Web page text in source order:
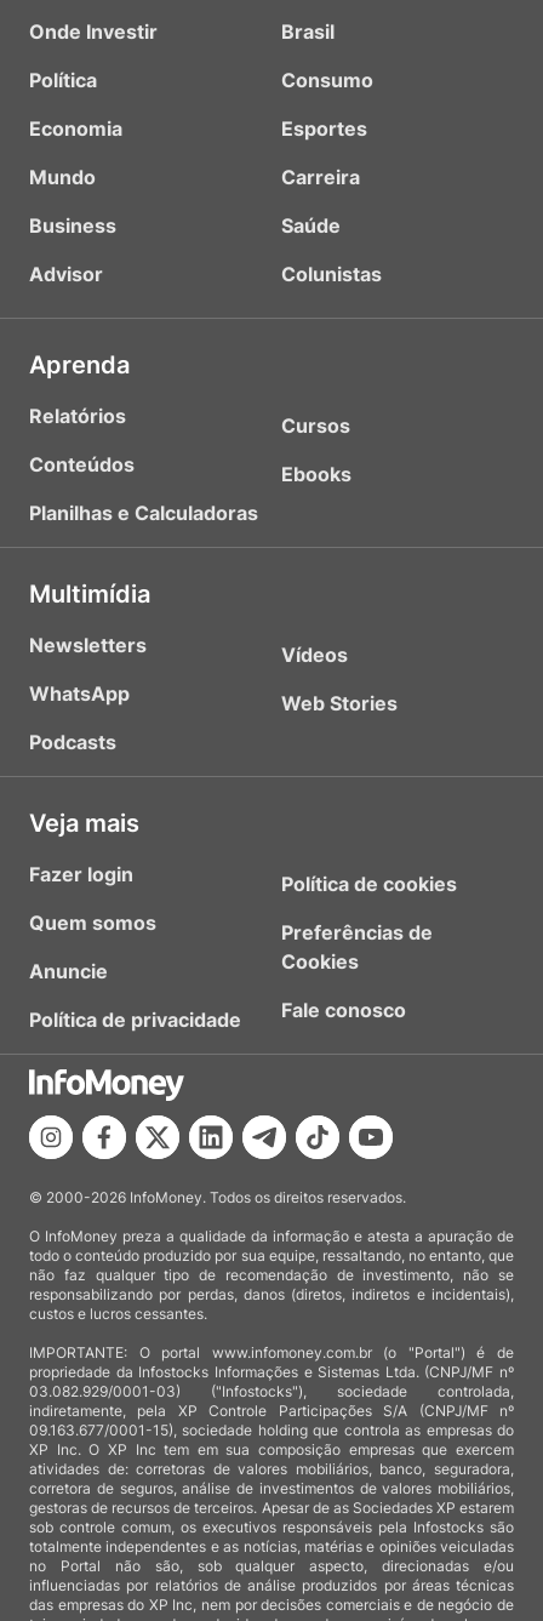
Onde Investir
Política
Economia
Mundo
Business
Advisor
Brasil
Consumo
Esportes
Carreira
Saúde
Colunistas
Aprenda
Relatórios
Conteúdos
Planilhas e Calculadoras
Cursos
Ebooks
Multimídia
Newsletters
WhatsApp
Podcasts
Vídeos
Web Stories
Veja mais
Fazer login
Quem somos
Anuncie
Política de privacidade
Política de cookies
Preferências de
Cookies
Fale conosco
© 2000-2026 InfoMoney. Todos os direitos reservados.
O InfoMoney preza a qualidade da informação e atesta a apuração de
todo o conteúdo produzido por sua equipe, ressaltando, no entanto, que
não faz qualquer tipo de recomendação de investimento, não se
responsabilizando por perdas, danos (diretos, indiretos e incidentais),
custos e lucros cessantes.
IMPORTANTE: O portal www.infomoney.com.br (o "Portal") é de
propriedade da Infostocks Informações e Sistemas Ltda. (CNPJ/MF nº
03.082.929/0001-03) ("Infostocks"), sociedade controlada,
indiretamente, pela XP Controle Participações S/A (CNPJ/MF nº
09.163.677/0001-15), sociedade holding que controla as empresas do
XP Inc. O XP Inc tem em sua composição empresas que exercem
atividades de: corretoras de valores mobiliários, banco, seguradora,
corretora de seguros, análise de investimentos de valores mobiliários,
gestoras de recursos de terceiros. Apesar de as Sociedades XP estarem
sob controle comum, os executivos responsáveis pela Infostocks são
totalmente independentes e as notícias, matérias e opiniões veiculadas
no Portal não são, sob qualquer aspecto, direcionadas e/ou
influenciadas por relatórios de análise produzidos por áreas técnicas
das empresas do XP Inc, nem por decisões comerciais e de negócio de